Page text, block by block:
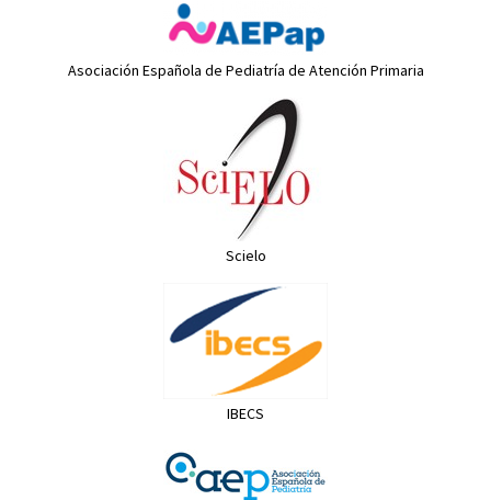
Asociación Española de Pediatría de Atención Primaria
Scielo
IBECS